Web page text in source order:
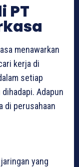
PT
menawarkan
kerja di
setiap
Adapun
di perusahaan
yang